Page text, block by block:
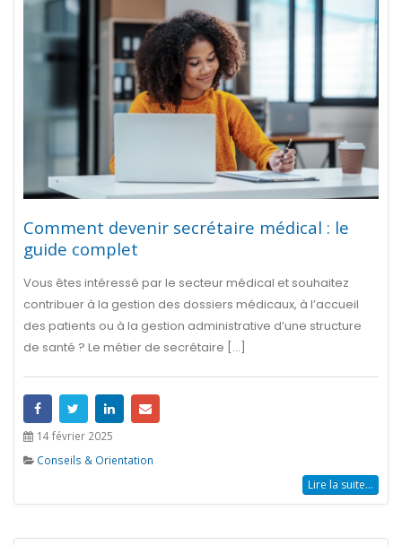
Comment devenir secrétaire médical : le
guide complet
Vous êtes intéressé par le secteur médical et souhaitez
contribuer à la gestion des dossiers médicaux, à l’accueil
des patients ou à la gestion administrative d’une structure
de santé ? Le métier de secrétaire [...]
14 février 2025
Conseils & Orientation
Lire la suite...